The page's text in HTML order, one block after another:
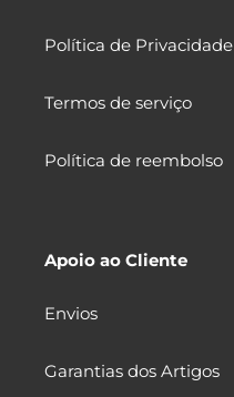
Política de Privacidade
Termos de serviço
Política de reembolso
Apoio ao Cliente
Envios
Garantias dos Artigos